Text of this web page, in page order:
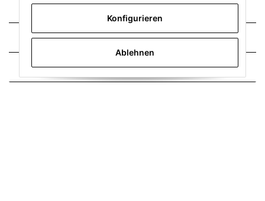
Technische Daten
Trusted Shops - Bewertungen
Frage zum Artikel
Konfigurieren
Ablehnen